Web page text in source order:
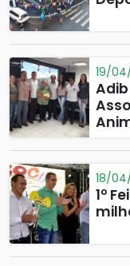
19/
18/
1º